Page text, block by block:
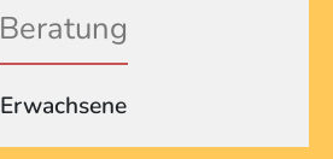
Beratung
Erwachsene